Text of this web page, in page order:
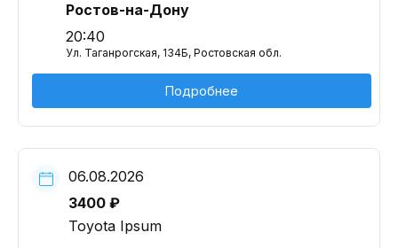
Ростов-на-Дону
20:40
Ул. Таганрогская, 134Б, Ростовская обл.
Подробнее
06.08.2026
3400 ₽
Toyota Ipsum